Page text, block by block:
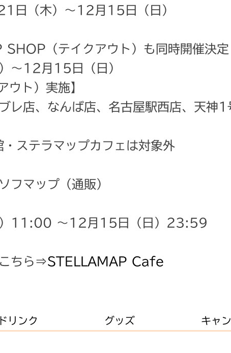
日（木）～12月15日（日）
（テイクアウト）も同時開催決定
～12月15日（日）
ト）実施】
レ店、なんば店、名古屋駅西店、天神1
ステラマップカフェは対象外
フマップ（通販）
）11:00 ～12月15日（日）23:59
ちら⇒STELLAMAP Cafe
ドリンク グッズ キャ